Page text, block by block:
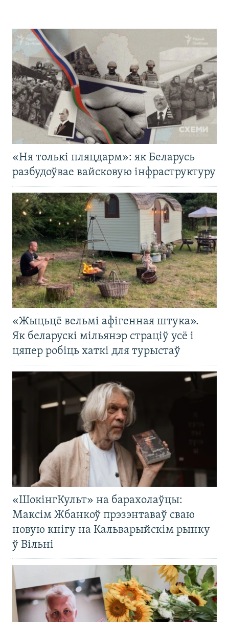
«Ня толькі пляцдарм»: як Беларусь
разбудоўвае вайсковую інфраструктуру
«Жыцьцё вельмі афігенная штука».
Як беларускі мільянэр страціў усё і
цяпер робіць хаткі для турыстаў
«ШокінгКульт» на барахолаўцы:
Максім Жбанкоў прэзэнтаваў сваю
новую кнігу на Кальварыйскім рынку
ў Вільні